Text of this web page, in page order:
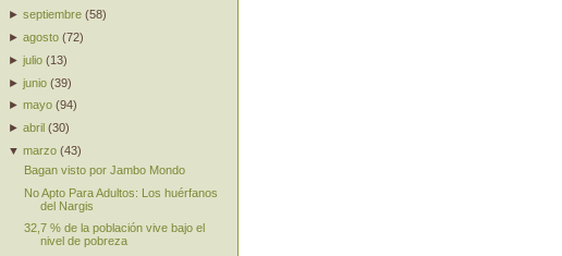
►septiembre (58)
►agosto (72)
►julio (13)
►junio (39)
►mayo (94)
►abril (30)
▼marzo (43)
Bagan visto por Jambo Mondo
No Apto Para Adultos: Los huérfanos
del Nargis
32,7 % de la población vive bajo el
nivel de pobreza